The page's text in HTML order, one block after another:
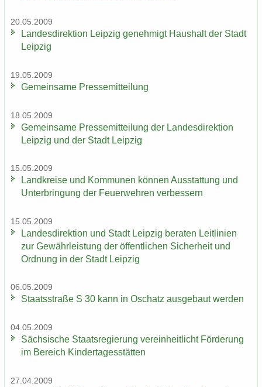
20.05.2009
Lan­des­di­rek­ti­on Leip­zig ge­neh­migt Haus­halt der Stadt
Leip­zig
19.05.2009
Ge­mein­sa­me Pres­se­mit­tei­lung
18.05.2009
Ge­mein­sa­me Pres­se­mit­tei­lung der Lan­des­di­rek­ti­on
Leip­zig und der Stadt Leip­zig
15.05.2009
Land­krei­se und Kom­mu­nen kön­nen Aus­stat­tung und
Un­ter­brin­gung der Feu­er­weh­ren ver­bes­sern
15.05.2009
Lan­des­di­rek­ti­on und Stadt Leip­zig be­ra­ten Leit­li­ni­en
zur Ge­währ­leis­tung der öf­fent­li­chen Si­cher­heit und
Ord­nung in der Stadt Leip­zig
06.05.2009
Staats­stra­ße S 30 kann in Oschatz aus­ge­baut wer­den
04.05.2009
Säch­si­sche Staats­re­gie­rung ver­ein­heit­licht För­de­rung
im Be­reich Kin­der­ta­ges­stät­ten
27.04.2009